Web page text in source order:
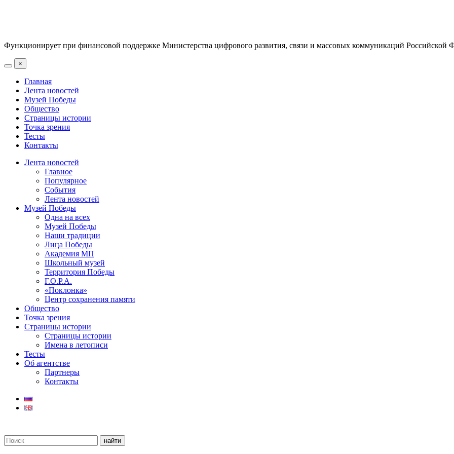
Функционирует при финансовой поддержке Министерства цифрового развития, связи и массовых коммуникаций Российской
×
Главная
Лента новостей
Музей Победы
Общество
Страницы истории
Точка зрения
Тесты
Контакты
Лента новостей
Главное
Популярное
События
Лента новостей
Музей Победы
Одна на всех
Музей Победы
Наши традиции
Лица Победы
Академия МП
Школьный музей
Территория Победы
Г.О.Р.А.
«Поклонка»
Центр сохранения памяти
Общество
Точка зрения
Страницы истории
Страницы истории
Имена в летописи
Тесты
Об агентстве
Партнеры
Контакты